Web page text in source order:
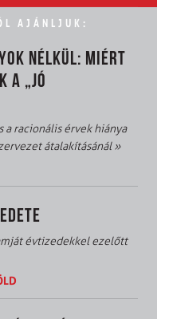
AJÁNLJUK:
NÉLKÜL: MIÉRT
A „JÓ
a racionális érvek hiánya
átalakításánál»
évtizedekkel ezelőtt